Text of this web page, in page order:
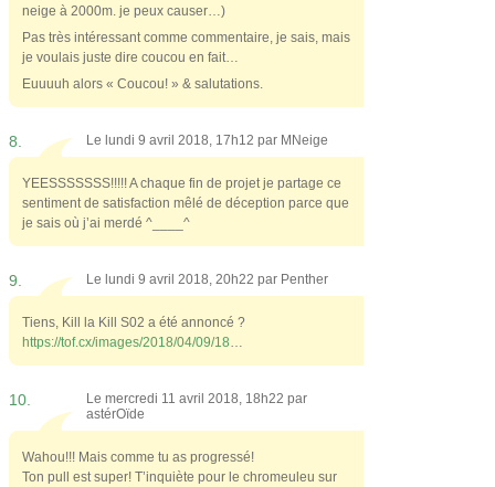
neige à 2000m. je peux causer…)
Pas très intéressant comme commentaire, je sais, mais
je voulais juste dire coucou en fait…
Euuuuh alors « Coucou! » & salutations.
8. Le lundi 9 avril 2018, 17h12 par MNeige
YEESSSSSSS!!!!! A chaque fin de projet je partage ce
sentiment de satisfaction mêlé de déception parce que
je sais où j’ai merdé ^____^
9. Le lundi 9 avril 2018, 20h22 par Penther
Tiens, Kill la Kill S02 a été annoncé ?
https://tof.cx/images/2018/04/09/18
10.
Le mercredi 11 avril 2018, 18h22 par
astérOïde
Wahou!!! Mais comme tu as progressé!
Ton pull est super! T’inquiète pour le chromeuleu sur